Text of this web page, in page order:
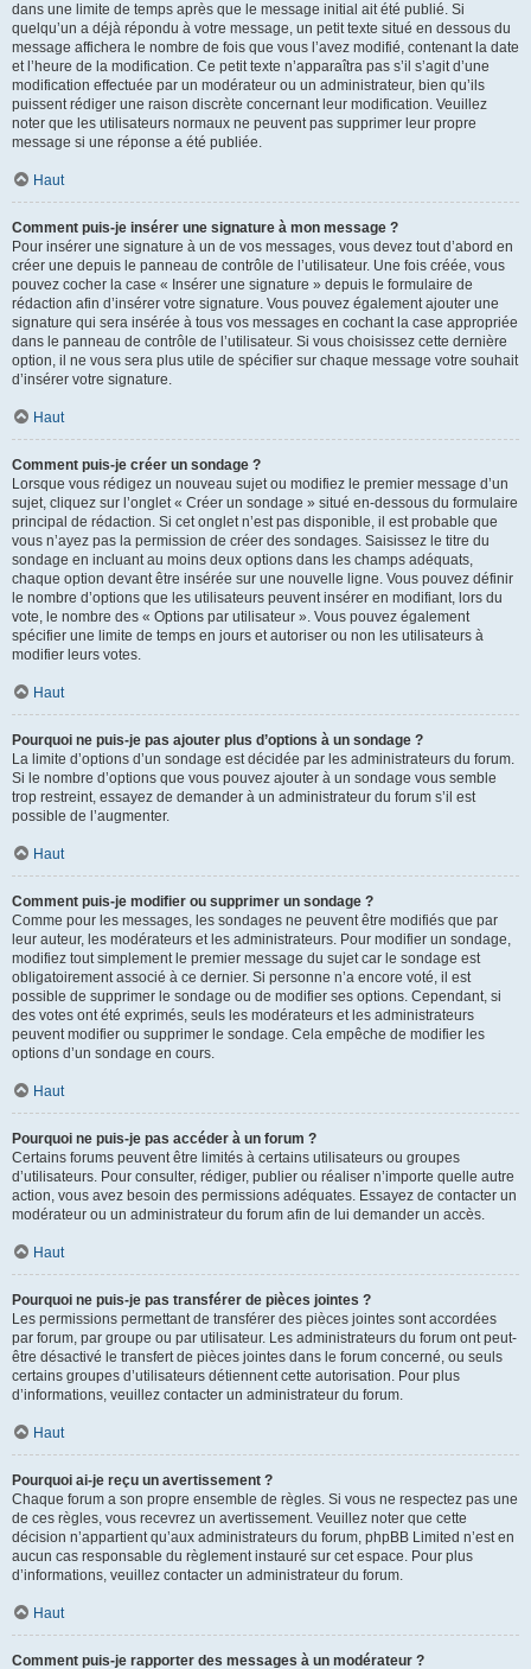
dans une limite de temps après que le message initial ait été publié. Si
quelqu’un a déjà répondu à votre message, un petit texte situé en dessous du
message affichera le nombre de fois que vous l’avez modifié, contenant la date
et l’heure de la modification. Ce petit texte n’apparaîtra pas s’il s’agit d’une
modification effectuée par un modérateur ou un administrateur, bien qu’ils
puissent rédiger une raison discrète concernant leur modification. Veuillez
noter que les utilisateurs normaux ne peuvent pas supprimer leur propre
message si une réponse a été publiée.
Haut
Comment puis-je insérer une signature à mon message ?
Pour insérer une signature à un de vos messages, vous devez tout d’abord en
créer une depuis le panneau de contrôle de l’utilisateur. Une fois créée, vous
pouvez cocher la case « Insérer une signature » depuis le formulaire de
rédaction afin d’insérer votre signature. Vous pouvez également ajouter une
signature qui sera insérée à tous vos messages en cochant la case appropriée
dans le panneau de contrôle de l’utilisateur. Si vous choisissez cette dernière
option, il ne vous sera plus utile de spécifier sur chaque message votre souhait
d’insérer votre signature.
Haut
Comment puis-je créer un sondage ?
Lorsque vous rédigez un nouveau sujet ou modifiez le premier message d’un
sujet, cliquez sur l’onglet « Créer un sondage » situé en-dessous du formulaire
principal de rédaction. Si cet onglet n’est pas disponible, il est probable que
vous n’ayez pas la permission de créer des sondages. Saisissez le titre du
sondage en incluant au moins deux options dans les champs adéquats,
chaque option devant être insérée sur une nouvelle ligne. Vous pouvez définir
le nombre d’options que les utilisateurs peuvent insérer en modifiant, lors du
vote, le nombre des « Options par utilisateur ». Vous pouvez également
spécifier une limite de temps en jours et autoriser ou non les utilisateurs à
modifier leurs votes.
Haut
Pourquoi ne puis-je pas ajouter plus d’options à un sondage ?
La limite d’options d’un sondage est décidée par les administrateurs du forum.
Si le nombre d’options que vous pouvez ajouter à un sondage vous semble
trop restreint, essayez de demander à un administrateur du forum s’il est
possible de l’augmenter.
Haut
Comment puis-je modifier ou supprimer un sondage ?
Comme pour les messages, les sondages ne peuvent être modifiés que par
leur auteur, les modérateurs et les administrateurs. Pour modifier un sondage,
modifiez tout simplement le premier message du sujet car le sondage est
obligatoirement associé à ce dernier. Si personne n’a encore voté, il est
possible de supprimer le sondage ou de modifier ses options. Cependant, si
des votes ont été exprimés, seuls les modérateurs et les administrateurs
peuvent modifier ou supprimer le sondage. Cela empêche de modifier les
options d’un sondage en cours.
Haut
Pourquoi ne puis-je pas accéder à un forum ?
Certains forums peuvent être limités à certains utilisateurs ou groupes
d’utilisateurs. Pour consulter, rédiger, publier ou réaliser n’importe quelle autre
action, vous avez besoin des permissions adéquates. Essayez de contacter un
modérateur ou un administrateur du forum afin de lui demander un accès.
Haut
Pourquoi ne puis-je pas transférer de pièces jointes ?
Les permissions permettant de transférer des pièces jointes sont accordées
par forum, par groupe ou par utilisateur. Les administrateurs du forum ont peut-
être désactivé le transfert de pièces jointes dans le forum concerné, ou seuls
certains groupes d’utilisateurs détiennent cette autorisation. Pour plus
d’informations, veuillez contacter un administrateur du forum.
Haut
Pourquoi ai-je reçu un avertissement ?
Chaque forum a son propre ensemble de règles. Si vous ne respectez pas une
de ces règles, vous recevrez un avertissement. Veuillez noter que cette
décision n’appartient qu’aux administrateurs du forum, phpBB Limited n’est en
aucun cas responsable du règlement instauré sur cet espace. Pour plus
d’informations, veuillez contacter un administrateur du forum.
Haut
Comment puis-je rapporter des messages à un modérateur ?